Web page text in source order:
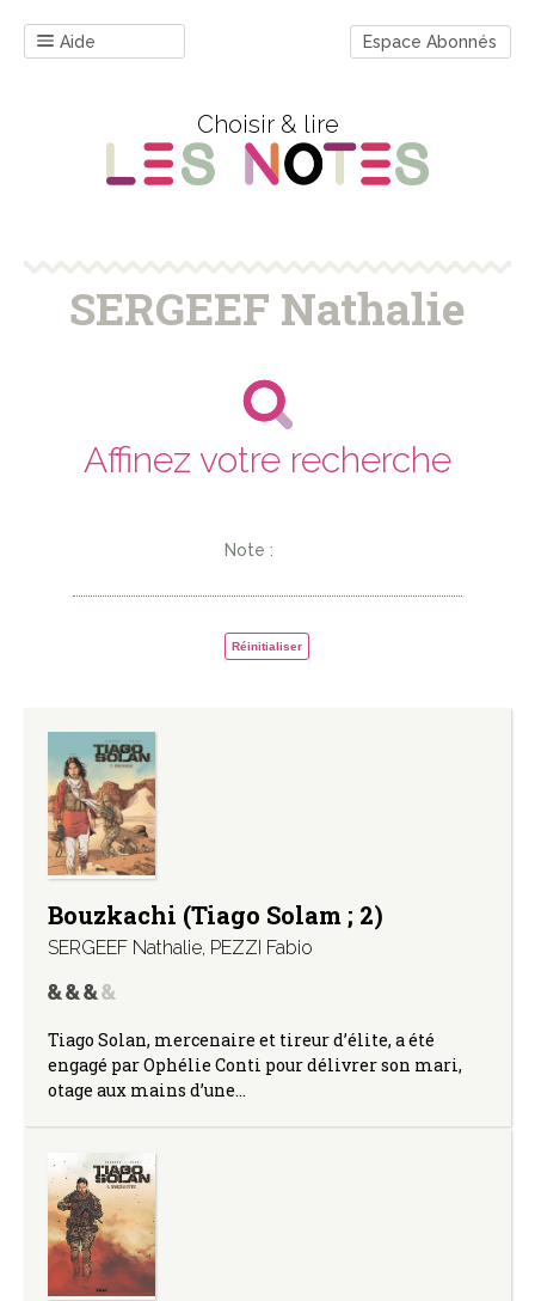
Aide Espace Abonnés
Choisir & lire
SERGEEF Nathalie
Affinez votre recherche
Note :
Réinitialiser
Bouzkachi (Tiago Solam ; 2)
SERGEEF Nathalie, PEZZI Fabio
Tiago Solan, mercenaire et tireur d’élite, a été
engagé par Ophélie Conti pour délivrer son mari,
otage aux mains d’une…